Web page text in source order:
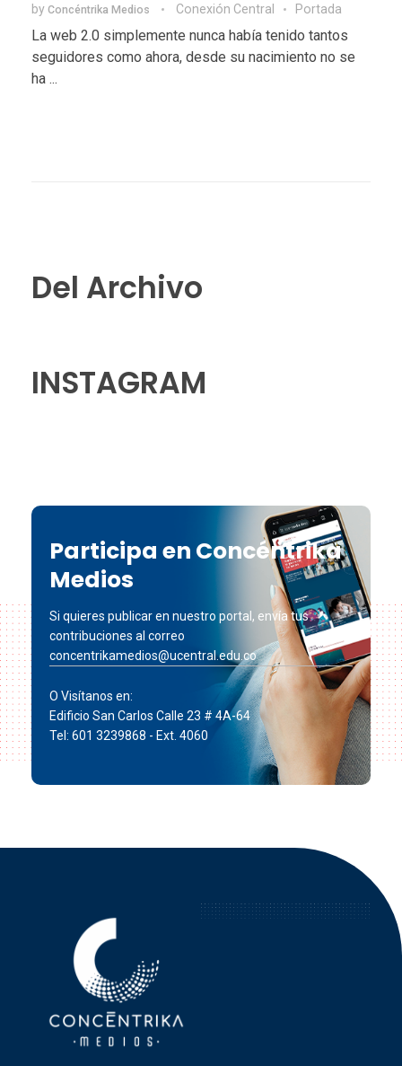
by Concéntrika Medios Conexión Central Portada
La web 2.0 simplemente nunca había tenido tantos
seguidores como ahora, desde su nacimiento no se
ha ...
Del Archivo
INSTAGRAM
Participa en Concéntrika
Medios
Si quieres publicar en nuestro portal, envía tus
contribuciones al correo
concentrikamedios@ucentral.edu.co
O Visítanos en:
Edificio San Carlos Calle 23 # 4A-64
Tel: 601 3239868 - Ext. 4060